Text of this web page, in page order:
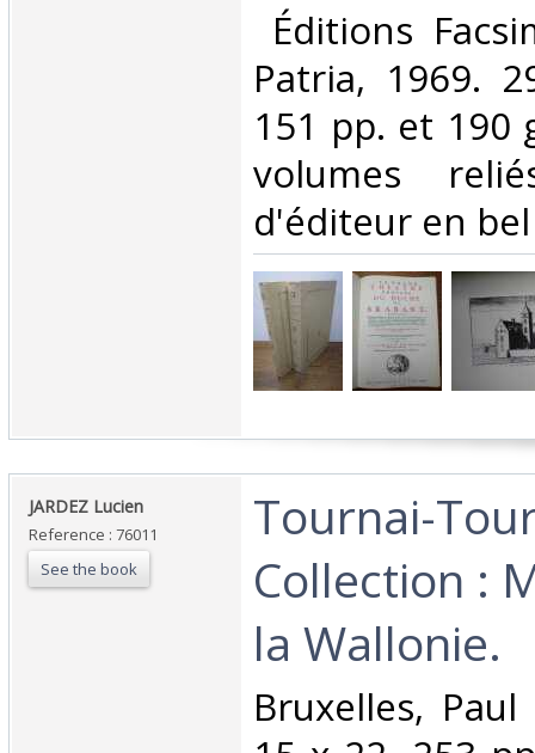
Éditions
Patria, 1969.
151 pp. et 190
volumes
d'éditeur en
‎JARDEZ Lucien‎
Reference : 76011
See the book
‎Tournai-
Collection :
la Wallonie.‎
‎Bruxelles,